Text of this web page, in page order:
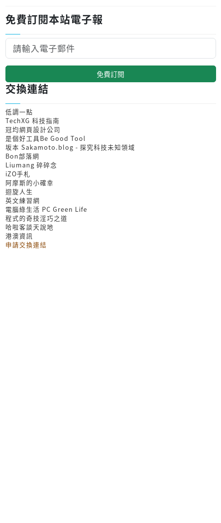
免費訂閱本站電子報
免費訂閱
交換連結
低調一點
TechXG 科技指南
冠均網頁設計公司
是個好工具Be Good Tool
坂本 Sakamoto.blog - 探究科技未知領域
Bon部落網
Liumang 碎碎念
iZO手札
阿摩斯的小確幸
迴旋人生
英文練習網
電腦綠生活 PC Green Life
程式的奇技淫巧之道
哈啦客談天說地
港澳資訊
申請交換連結